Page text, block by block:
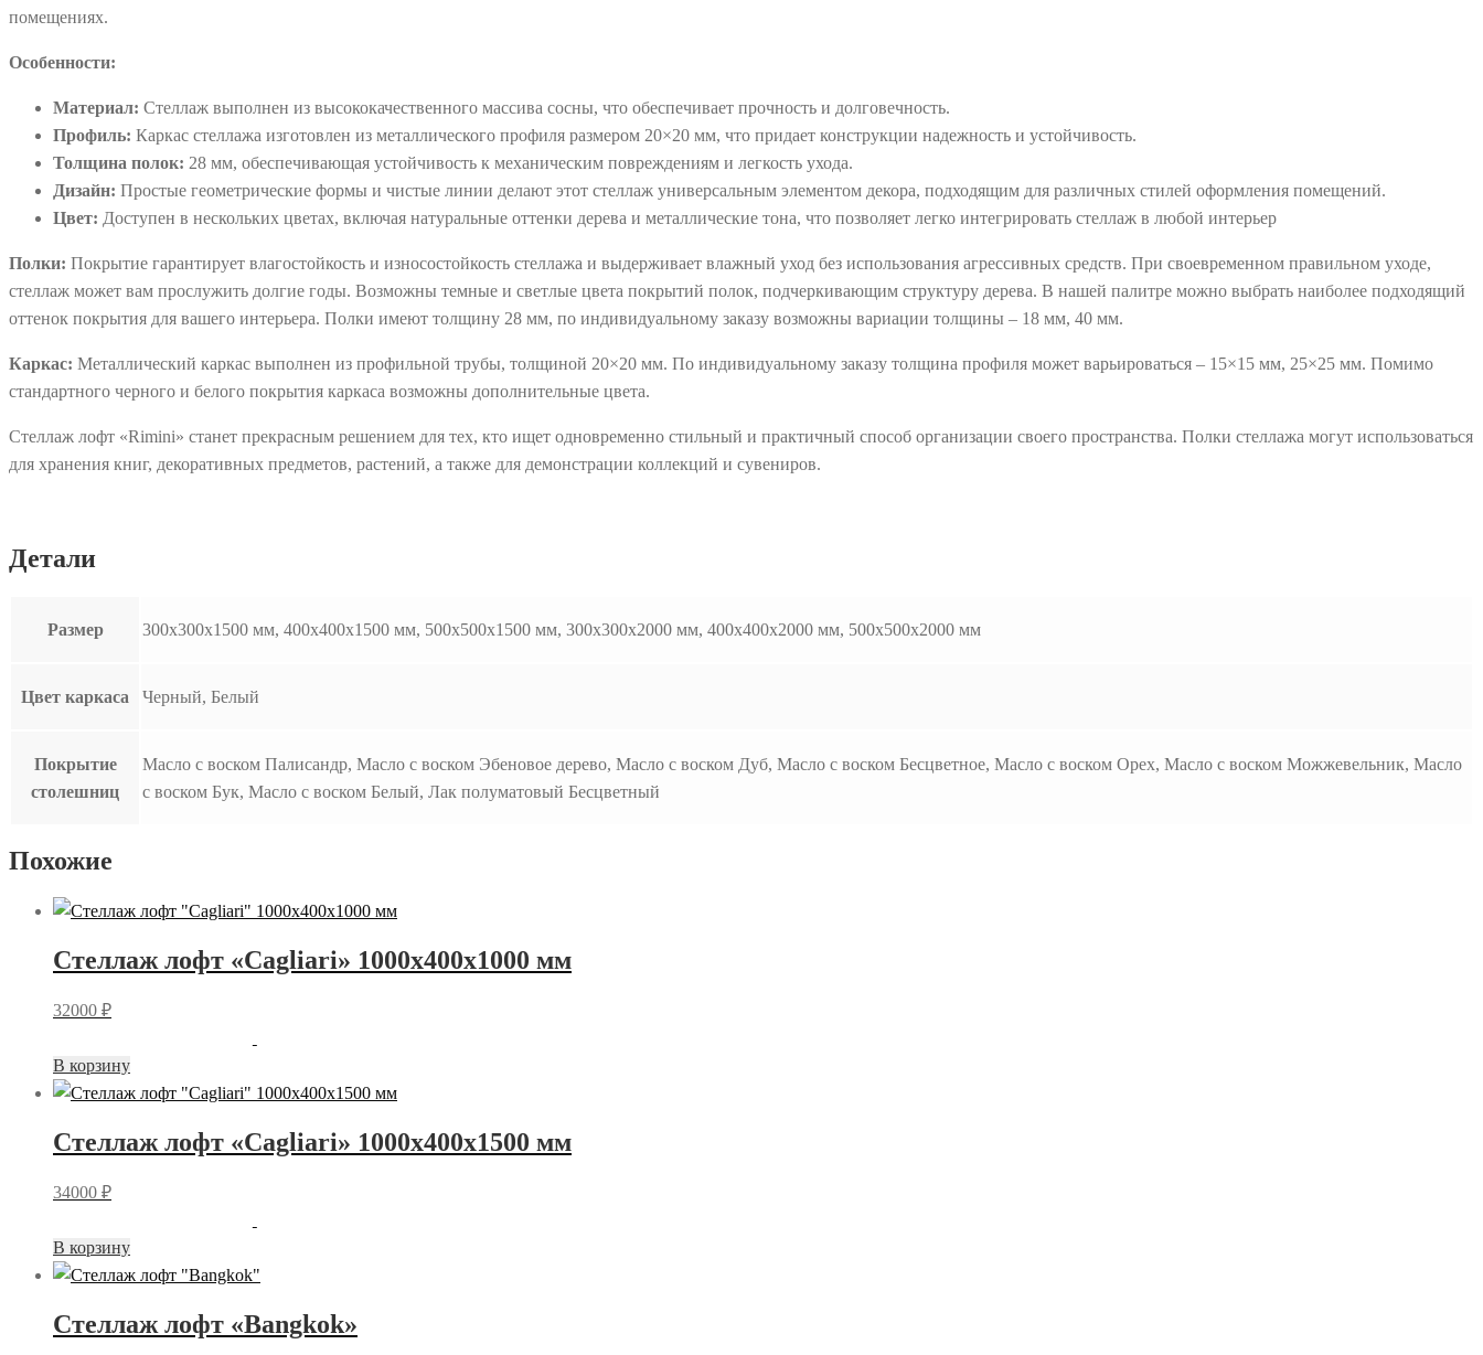
помещениях.
Особенности:
Материал: Стеллаж выполнен из высококачественного массива сосны, что обеспечивает прочность и долговечность.
Профиль: Каркас стеллажа изготовлен из металлического профиля размером 20×20 мм, что придает конструкции надежность и устойчивость.
Толщина полок: 28 мм, обеспечивающая устойчивость к механическим повреждениям и легкость ухода.
Дизайн: Простые геометрические формы и чистые линии делают этот стеллаж универсальным элементом декора, подходящим для различных стилей оформления помещений.
Цвет: Доступен в нескольких цветах, включая натуральные оттенки дерева и металлические тона, что позволяет легко интегрировать стеллаж в любой интерьер
Полки: Покрытие гарантирует влагостойкость и износостойкость стеллажа и выдерживает влажный уход без использования агрессивных средств. При своевременном правильном уходе,
стеллаж может вам прослужить долгие годы. Возможны темные и светлые цвета покрытий полок, подчеркивающим структуру дерева. В нашей палитре можно выбрать наиболее подходящий
оттенок покрытия для вашего интерьера. Полки имеют толщину 28 мм, по индивидуальному заказу возможны вариации толщины – 18 мм, 40 мм.
Каркас: Металлический каркас выполнен из профильной трубы, толщиной 20×20 мм. По индивидуальному заказу толщина профиля может варьироваться – 15×15 мм, 25×25 мм. Помимо
стандартного черного и белого покрытия каркаса возможны дополнительные цвета.
Стеллаж лофт «Rimini» станет прекрасным решением для тех, кто ищет одновременно стильный и практичный способ организации своего пространства. Полки стеллажа могут использоваться
для хранения книг, декоративных предметов, растений, а также для демонстрации коллекций и сувениров.
Детали
Размер 300x300x1500 мм, 400x400x1500 мм, 500x500x1500 мм, 300x300x2000 мм, 400x400x2000 мм, 500x500x2000 мм
Цвет каркаса Черный, Белый
Покрытие
столешниц
Масло с воском Палисандр, Масло с воском Эбеновое дерево, Масло с воском Дуб, Масло с воском Бесцветное, Масло с воском Орех, Масло с воском Можжевельник, Масло
с воском Бук, Масло с воском Белый, Лак полуматовый Бесцветный
Похожие
Стеллаж лофт «Cagliari» 1000x400x1000 мм
32000 ₽
В корзинуЭтот
товар
несколько
выбрать
на
странице
товара.
Стеллаж лофт «Cagliari» 1000x400x1500 мм
34000 ₽
В корзинуЭтот
товар
несколько
Стеллаж лофт «Bangkok»